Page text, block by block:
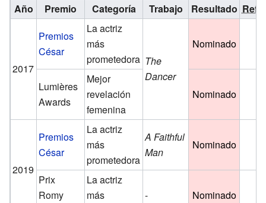
Año Premio Categoría Trabajo Resultado Ref.
2017
Premios
César
La actriz
más
prometedora The
Dancer
Nominado
Lumières
Awards
Mejor
revelación
femenina
Nominado
2019
Premios
César
La actriz
más
prometedora
A Faithful
Man
Nominado
Prix
Romy
La actriz
más
- Nominado